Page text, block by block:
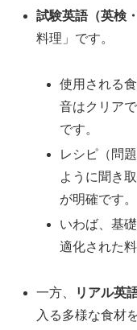
試験英語（英検
料理」です。
使用される
音はクリア
です。
レシピ（問
ように聞き
が明確です。
いわば、基
適化された
一方、 リアル英
入る多様な食材